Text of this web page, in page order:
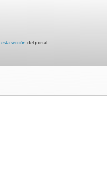
esta sección del portal.